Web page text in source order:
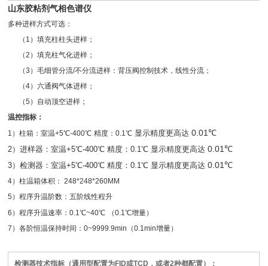
山东胶粘剂气相色谱仪
多种进样方式可选：
（ 1 ）填充柱柱头进样；
（2 ）填充柱气化进样；
（3 ）毛细管分流/不分流进样：背压阀控制技术，线性分流；
（4）六通阀气体进样；
（5 ）自动顶空进样；
温控指标：
1 ）柱箱：室温+5℃-400℃ 精度：0.1℃ 显示精度更高达 0.01℃
2）进样器：室温+5℃-400℃ 精度：0.1℃ 显示精度更高达 0.01℃
3）检测器：室温+5℃-400℃ 精度：0.1℃ 显示精度更高达 0.01℃
4）柱温箱体积：
248*248*260MM
5 ）程序升温阶数：五阶线性程升
6 ）程序升温速率：0.1℃~40℃ （0.1℃增量）
7 ）各阶恒温保持时间：0~9999.9min （0.1min增量）
检测器技术指标（通用型配置为FID或TCD，或者2种都配置）：